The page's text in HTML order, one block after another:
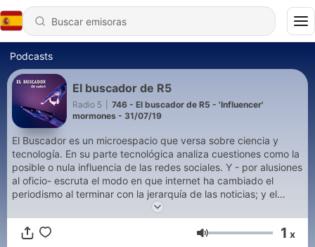
Podcasts
El buscador de R5
Radio 5
746 - El buscador de R5 - 'Influencer'
mormones - 31/07/19
El Buscador es un microespacio que versa sobre ciencia y
tecnología. En su parte tecnológica analiza cuestiones como la
posible o nula influencia de las redes sociales. Y - por alusiones
al oficio- escruta el modo en que internet ha cambiado el
periodismo al terminar con la jerarquía de las noticias; y el
mentidero en que se convierte internet cuando amplifica los
chismes. En su parte científica, se centra en la neurociencia y
en lo que ha dado en llamarse las raíces biológicas de la
Volumen 1 x